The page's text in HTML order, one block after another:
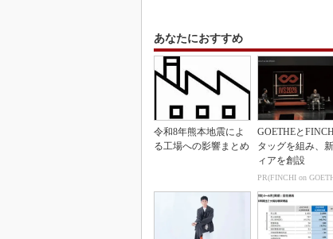
あなたにおすすめ
令和8年熊本地震によ
る工場への影響まとめ
GOETHEと
タッグを組み、
ィアを創設
PR(FINCHI on